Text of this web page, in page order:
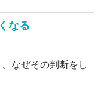
なる
なぜその判断をし